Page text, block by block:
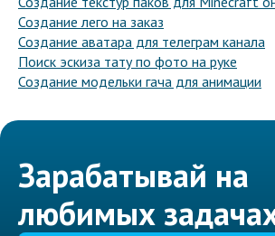
Создание лего на заказ
Создание аватара для телеграм канала
Поиск эскиза тату по фото на руке
Создание модельки гача для анимации
Зарабатывай на
любимых